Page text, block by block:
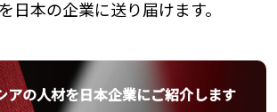
日本の企業に送り届けます。
アの人材を日本企業にご紹介します